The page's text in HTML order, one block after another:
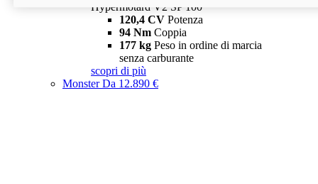
Hypermotard V2 SP 100
120,4 CV Potenza
94 Nm Coppia
177 kg Peso in ordine di marcia
senza carburante
scopri di più
MonsterDa 12.890 €